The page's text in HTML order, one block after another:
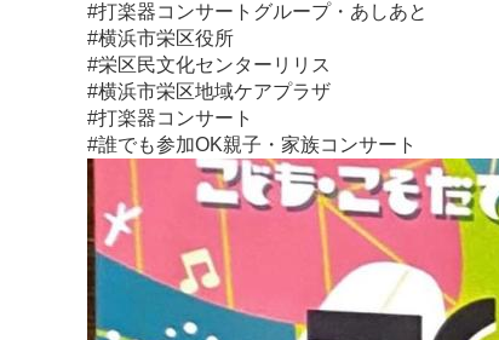
#打楽器コンサートグループ・あしあと
#横浜市栄区役所
#栄区民文化センターリリス
#横浜市栄区地域ケアプラザ
#打楽器コンサート
#誰でも参加OK親子・家族コンサート